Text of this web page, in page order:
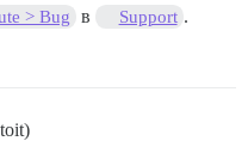
> Bug в Support .